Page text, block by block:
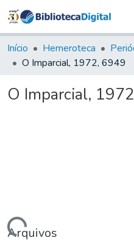
&
Início Hemeroteca
O Imparcial, 1972, 6949
O Imparcial,
Arquivos